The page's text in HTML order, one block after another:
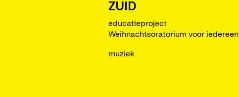
ZUID
educatieproject
Weihnachtsoratorium voor iedereen
muziek